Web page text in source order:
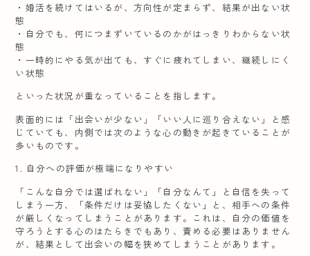
・婚活を続けてはいるが、方向性が定まらず、結果が出ない状
態
・自分でも、何につまずいているのかがはっきりわからない状
態
・一時的にやる気が出ても、すぐに疲れてしまい、継続しにく
い状態
といった状況が重なっていることを指します。
表面的には「出会いが少ない」「いい人に巡り合えない」と感
じていても、内側では次のような心の動きが起きていることが
多いものです。
1. 自分への評価が極端になりやすい
「こんな自分では選ばれない」「自分なんて」と自信を失って
しまう一方、「条件だけは妥協したくない」と、相手への条件
が厳しくなってしまうことがあります。これは、自分の価値を
守ろうとする心のはたらきでもあり、責める必要はありません
が、結果として出会いの幅を狭めてしまうことがあります。